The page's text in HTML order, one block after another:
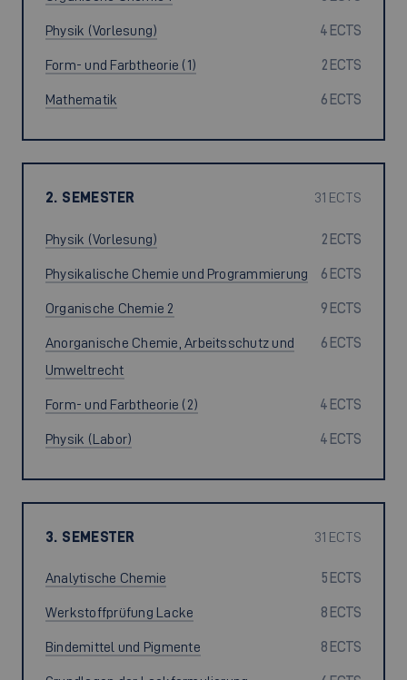
Physik (Vorlesung) 4 ECTS
Form- und Farbtheorie (1) 2 ECTS
Mathematik 6 ECTS
2. SEMESTER 31 ECTS
Physik (Vorlesung) 2 ECTS
Physikalische Chemie und Programmierung 6 ECTS
Organische Chemie 2 9 ECTS
Anorganische Chemie, Arbeitsschutz und
Umweltrecht
6 ECTS
Form- und Farbtheorie (2) 4 ECTS
Physik (Labor) 4 ECTS
3. SEMESTER 31 ECTS
Analytische Chemie 5 ECTS
Werkstoffprüfung Lacke 8 ECTS
Bindemittel und Pigmente 8 ECTS